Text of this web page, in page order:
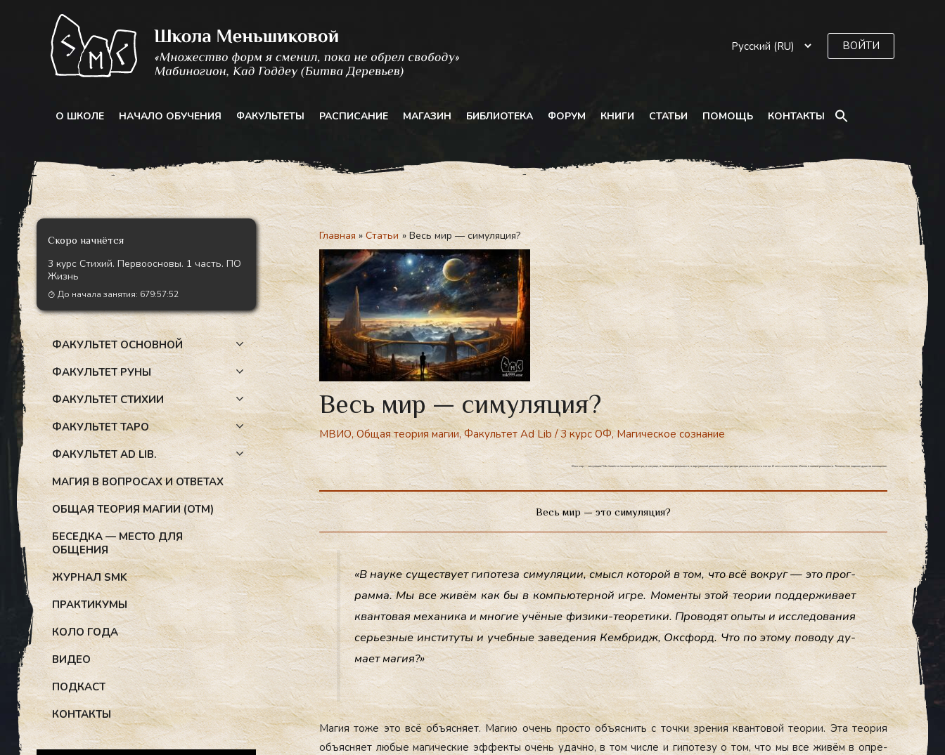
содержимому
ВОЙТИ
О ШКОЛЕ НАЧАЛО ОБУЧЕНИЯ ФАКУЛЬТЕТЫ РАСПИСАНИЕ МАГАЗИН БИБЛИОТЕКА ФОРУМ КНИГИ СТАТЬИ ПОМОЩЬ КОНТАКТЫ
Скоро начнётся
3 курс Стихий. Первоосновы. 1 часть. ПО
Жизнь
До начала занятия: 679:57:49
ФАКУЛЬТЕТ ОСНОВНОЙ
ФАКУЛЬТЕТ РУНЫ
ФАКУЛЬТЕТ СТИХИИ
ФАКУЛЬТЕТ ТАРО
ФАКУЛЬТЕТ AD LIB.
МАГИЯ В ВОПРОСАХ И ОТВЕТАХ
ОБЩАЯ ТЕОРИЯ МАГИИ (ОТМ)
БЕСЕДКА — МЕСТО ДЛЯ
ОБЩЕНИЯ
ЖУРНАЛ SMK
ПРАКТИКУМЫ
КОЛО ГОДА
ВИДЕО
ПОДКАСТ
КОНТАКТЫ
Главная Статьи Весь мир — симуляция?
Весь мир — симуляция?
МВИО,Общая теория магии,Факультет Ad Lib/3 курс ОФ,Магическое сознание
Весь мир — симуляция? Мы живём в компьютерной игре, в матрице, в квантовой реальности, в виртуальной реальности, внутри программы, и это есть магия. В чем смысл жизни. Жизнь в новоей реальности. Техническое задание души на воплощение.
Весь мир — это симуляция?
«В на­уке су­щес­тву­ет ги­поте­за си­муля­ции, смысл ко­торой в том, что всё вок­руг — это прог­
рамма. Мы все жи­вём как бы в компь­ютер­ной иг­ре. Мо­мен­ты этой те­ории под­держи­ва­ет
кван­то­вая ме­хани­ка и мно­гие учё­ные фи­зики-те­оре­тики. Про­водят опы­ты и ис­сле­дова­ния
серь­ез­ные ин­сти­туты и учеб­ные за­веде­ния Кем­бридж, Ок­сфорд. Что по это­му по­воду ду­
ма­ет ма­гия?»
Ма­гия то­же это всё объ­яс­ня­ет. Ма­гию очень прос­то объ­яс­нить с точ­ки зре­ния кван­то­вой те­ории. Эта те­ория
объ­яс­ня­ет лю­бые ма­гичес­кие эф­фекты очень удач­но, в том чис­ле и ги­поте­зу о том, что мы все жи­вём в оп­ре­